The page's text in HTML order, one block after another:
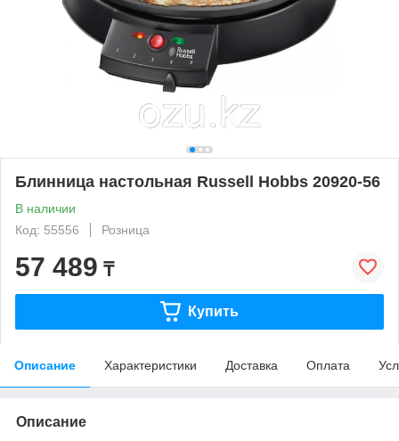
Блинница настольная Russell Hobbs 20920-56
В наличии
Код: 55556
Розница
57 489 ₸
Купить
Описание Характеристики Доставка Оплата
Описание